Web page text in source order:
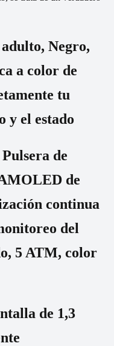
Negro,
a color de
tu
y el estado
de
de
continua
del
5 ATM, color
de 1,3